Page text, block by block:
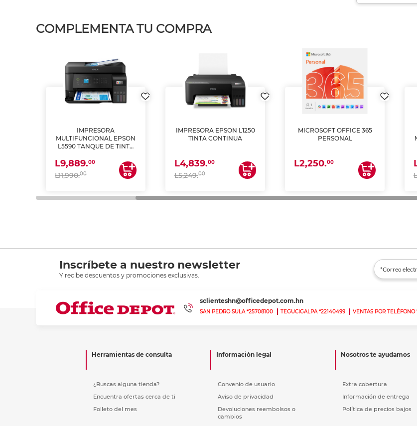
COMPLEMENTA TU COMPRA
IMPRESORA
MULTIFUNCIONAL EPSON
L5590 TANQUE DE TINTA
ESCANEA)
L9,889.00
L11,990.00
IMPRESORA EPSON L1250
TINTA CONTINUA
L4,839.00
L5,249.00
MICROSOFT OFFICE 365
PERSONAL
L2,250.00
Inscríbete a nuestro newsletter
Y recibe descuentos y promociones exclusivas.
sclienteshn@officedepot.com.hn
SAN PEDRO SULA *25708100 TEGUCIGALPA *22140499 VENTAS POR
Herramientas de consulta
¿Buscas alguna tienda?
Encuentra ofertas cerca de ti
Folleto del mes
Información legal
Convenio de usuario
Aviso de privacidad
Devoluciones reembolsos o
cambios
Nosotros te ayudamos
Extra cobertura
Información de entrega
Política de precios bajos